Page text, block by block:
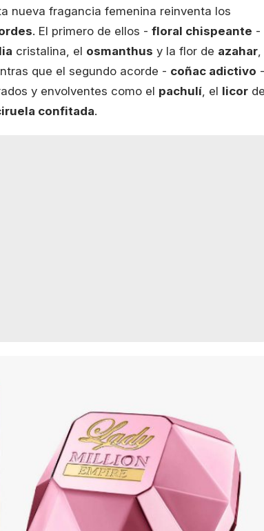
nueva fragancia femenina reinventa los
. El primero de ellos - floral chispeante -
cristalina, el osmanthus y la flor de azahar
que el segundo acorde - coñac adictivo -
y envolventes como el pachulí , el licor
confitada.